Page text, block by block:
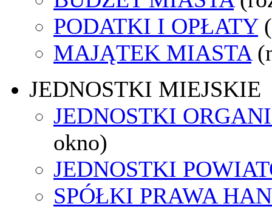
PODATKI I OPŁATY
MAJĄTEK MIASTA
JEDNOSTKI MIEJSKIE
JEDNOSTKI
okno)
JEDNOSTKI
SPÓŁKI PRAWA